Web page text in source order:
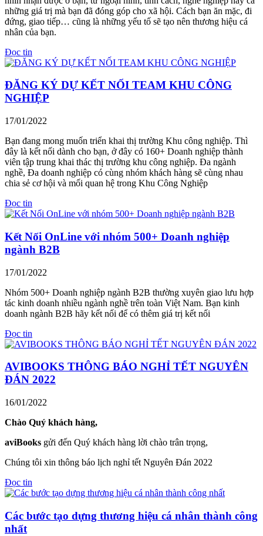
những giá trị mà bạn đã đóng góp cho xã hội. Cách bạn ăn mặc, đi
đứng, giao tiếp… cũng là những yếu tố sẽ tạo nên thương hiệu cá
nhân của bạn.
Đọc tin
ĐĂNG KÝ DỰ KẾT NỐI TEAM KHU CÔNG
NGHIỆP
17/01/2022
Bạn đang mong muốn triển khai thị trường Khu công nghiệp. Thì
đây là kết nối dành cho bạn, ở đây có 160+ Doanh nghiệp thành
viên tập trung khai thác thị trường khu công nghiệp. Đa ngành
nghề, Đa doanh nghiệp có cùng nhóm khách hàng sẽ cùng nhau
chia sẻ cơ hội và mối quan hệ trong Khu Công Nghiệp
Đọc tin
Kết Nối OnLine với nhóm 500+ Doanh nghiệp
ngành B2B
17/01/2022
Nhóm 500+ Doanh nghiệp ngành B2B thường xuyên giao lưu hợp
tác kinh doanh nhiều ngành nghề trên toàn Việt Nam. Bạn kinh
doanh ngành B2B hãy kết nối để có thêm giá trị kết nối
Đọc tin
AVIBOOKS THÔNG BÁO NGHỈ TẾT NGUYÊN
ĐÁN 2022
16/01/2022
Chào Quý khách hàng,
aviBooks gửi đến Quý khách hàng lời chào trân trọng,
Chúng tôi xin thông báo lịch nghỉ tết Nguyên Đán 2022
Đọc tin
Các bước tạo dựng thương hiệu cá nhân thành công
nhất